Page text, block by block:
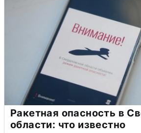
Ракетная опасность в
области: что известно